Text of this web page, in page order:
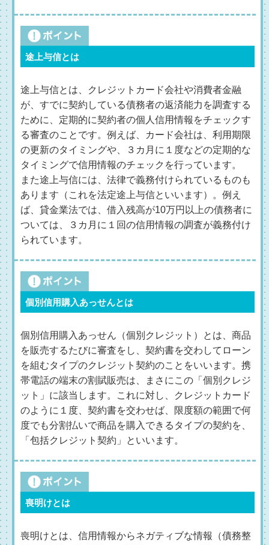
途上与信とは
途上与信とは、クレジットカード会社や消費者金融
が、すでに契約している債務者の返済能力を調査する
ために、定期的に契約者の個人信用情報をチェックす
る審査のことです。例えば、カード会社は、利用期限
の更新のタイミングや、３カ月に１度などの定期的な
タイミングで信用情報のチェックを行っています。
また途上与信には、法律で義務付けられているものも
あります（これを法定途上与信といいます）。例え
ば、貸金業法では、借入残高が10万円以上の債務者に
ついては、３カ月に１回の信用情報の調査が義務付け
られています。
個別信用購入あっせんとは
個別信用購入あっせん（個別クレジット）とは、商品
を販売するたびに審査をし、契約書を交わしてローン
を組むタイプのクレジット契約のことをいいます。携
帯電話の端末の割賦販売は、まさにこの「個別クレジ
ット」に該当します。これに対し、クレジットカード
のように１度、契約書を交わせば、限度額の範囲で何
度でも分割払いで商品を購入できるタイプの契約を、
「包括クレジット契約」といいます。
喪明けとは
喪明けとは、信用情報からネガティブな情報（債務整